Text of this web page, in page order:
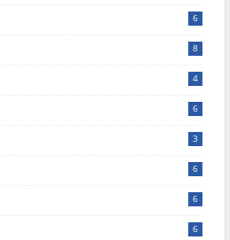
6
8
4
6
3
6
6
6